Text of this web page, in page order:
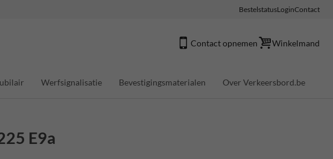
BestelstatusLoginContact
Contact opnemen Winkelmand
Werfsignalisatie Bevestigingsmaterialen Over Verkeersbord.be
E9a